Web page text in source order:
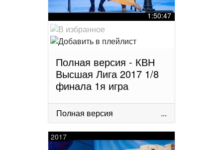
1:50:47
Полная версия - КВН
Высшая Лига 2017 1/8
финала 1я игра
Полная версия ...
2017